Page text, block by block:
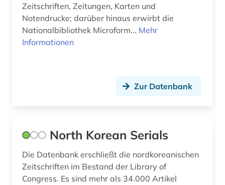
großbritannien (1)
handelsrecht (1)
himalaja (1)
hinduismus (3)
hiragana (1)
Zeitschriften, Zeitungen, Karten und
Notendrucke; darüber hinaus erwirbt die
Nationalbibliothek Microform... Mehr
Informationen
Zur Datenbank
North Korean Serials
Die Datenbank erschließt die nordkoreanischen
Zeitschriften im Bestand der Library of
Congress. Es sind mehr als 34.000 Artikel